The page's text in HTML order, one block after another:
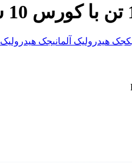
جک هیدرولیک آلمانیجک هیدرولیک